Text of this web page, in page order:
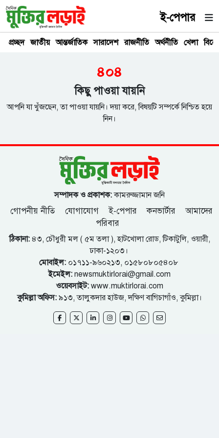
ই-পেপার
প্রচ্ছদ জাতীয় আন্তর্জাতিক সারাদেশ রাজনীতি অর্থনীতি খেলা
৪০৪
কিছু পাওয়া যায়নি
আপনি যা খুঁজছেন, তা পাওয়া যায়নি। দয়া করে, বিষয়টি সম্পর্কে নিশ্চিত হয়ে
নিন।
সম্পাদক ও প্রকাশক:কামরুজ্জামান জনি
গোপনীয় নীতি যোগাযোগ ই-পেপার কনভার্টার
আমাদের
পরিবার
ঠিকানা:৪৩, চৌধুরী মল ( ৫ম তলা ), হাটখোলা রোড, টিকাটুলি, ওয়ারী,
ঢাকা-১২০৩।
মোবাইল:০১৭১১-৯৬০২১৩, ০১৫৮০৮০৫৪০৮
ইমেইল: newsmuktirlorai@gmail.com
ওয়েবসাইট: www.muktirlorai.com
কুমিল্লা অফিস: ৯১৩, তালুকদার হাউজ, দক্ষিণ বাগিচাগাঁও, কুমিল্লা।